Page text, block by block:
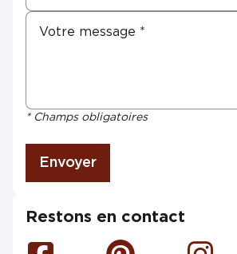
* Champs obligatoires
Envoyer
Restons en contact